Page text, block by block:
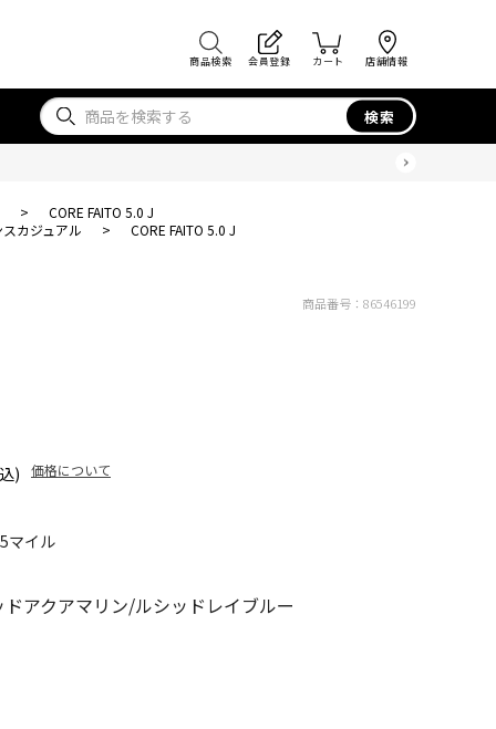
商品検索 会員登録 カート 店舗情報
検索
>
CORE FAITO 5.0 J
カジュアル > CORE FAITO 5.0 J
マイル
) 価格について
アクアマリン/ルシッドレイブルー
商品番号： 86546199